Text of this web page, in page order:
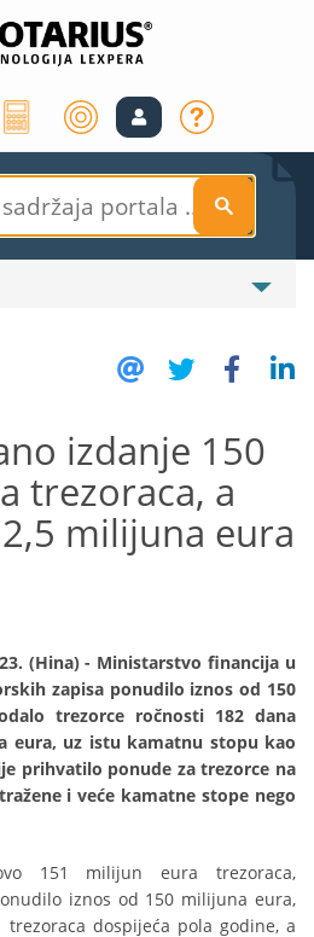
S
izdanje 150
trezoraca, a
milijuna eura
(Hina) - Ministarstvo financija u
zapisa ponudilo iznos od 150
trezorce ročnosti 182 dana
eura, uz istu kamatnu stopu kao
prihvatilo ponude za trezorce na
i veće kamatne stope nego
151 milijun eura trezoraca,
iznos od 150 milijuna eura,
dospijeća pola godine, a